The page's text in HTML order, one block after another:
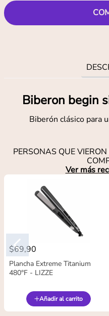
Biberon begin
Biberón clásico para
PERSONAS QUE
Ver más
$69,90
Plancha Extreme Titanium
480°F - LIZZE
Añadir al carrito